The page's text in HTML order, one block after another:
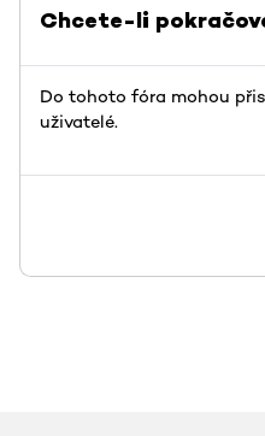
Chcete-li
Do tohoto fóra mohou
uživatelé.